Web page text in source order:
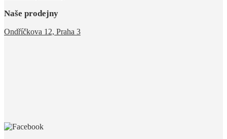
Naše prodejny
Ondříčkova 12, Praha 3